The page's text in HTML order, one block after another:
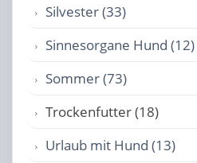
Silvester (33)
Sinnesorgane Hund (12)
Sommer (73)
Trockenfutter (18)
Urlaub mit Hund (13)